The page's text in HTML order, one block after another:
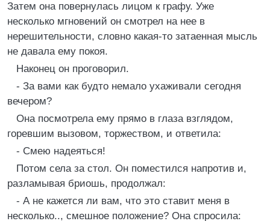
Затем она повернулась лицом к графу. Уже
несколько мгновений он смотрел на нее в
нерешительности, словно какая-то затаенная мысль
не давала ему покоя.
Наконец он проговорил.
- За вами как будто немало ухаживали сегодня
вечером?
Она посмотрела ему прямо в глаза взглядом,
горевшим вызовом, торжеством, и ответила:
- Смею надеяться!
Потом села за стол. Он поместился напротив и,
разламывая бриошь, продолжал:
- А не кажется ли вам, что это ставит меня в
несколько.., смешное положение? Она спросила: